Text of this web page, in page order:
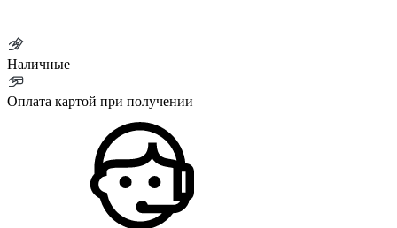
Наличные
Оплата картой при получении